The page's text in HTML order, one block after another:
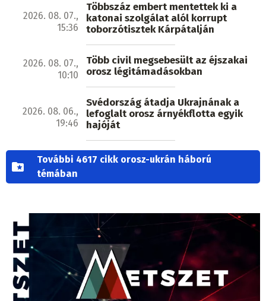
2026. 08. 07.,
15:36
Többszáz embert mentettek ki a
katonai szolgálat alól korrupt
toborzótisztek Kárpátalján
2026. 08. 07.,
10:10
Több civil megsebesült az éjszakai
orosz légitámadásokban
2026. 08. 06.,
19:46
Svédország átadja Ukrajnának a
lefoglalt orosz árnyékflotta egyik
hajóját
További 4617 cikk orosz-ukrán háború
témában